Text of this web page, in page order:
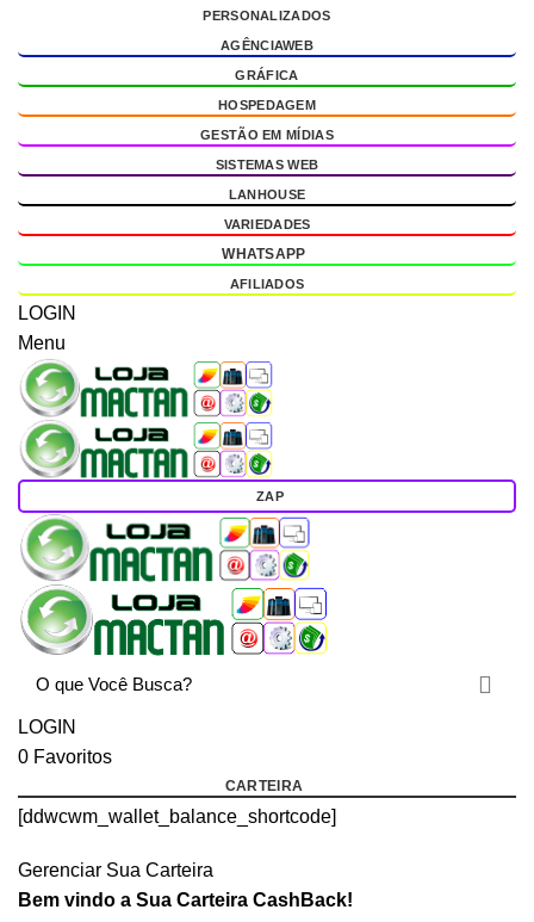
PERSONALIZADOS
AGÊNCIAWEB
GRÁFICA
HOSPEDAGEM
GESTÃO EM MÍDIAS
SISTEMAS WEB
LANHOUSE
VARIEDADES
WHATSAPP
AFILIADOS
LOGIN
Menu
ZAP
LOGIN
0 Favoritos
CARTEIRA
[ddwcwm_wallet_balance_shortcode]
Gerenciar Sua Carteira
Bem vindo a Sua Carteira CashBack!